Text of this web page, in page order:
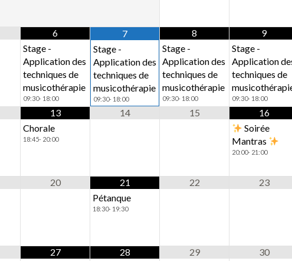
6
Stage -
Application des
techniques de
musicothérapie
09:30- 18:00
7
Stage -
Application des
techniques de
musicothérapie
09:30- 18:00
8
Stage -
Application des
techniques de
musicothérapie
09:30- 18:00
9
Stage -
Application
techniques de
09:30- 18:00
13
Chorale
18:45- 20:00
14 15
16
Soirée
Mantras
20:00- 21:00
20
21
Pétanque
18:30- 19:30
22 23
27
28
29 30